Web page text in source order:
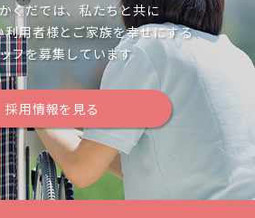
くだでは、私たちと共に
利用者様とご家族を幸せにする
フを募集しています
採用情報を見る